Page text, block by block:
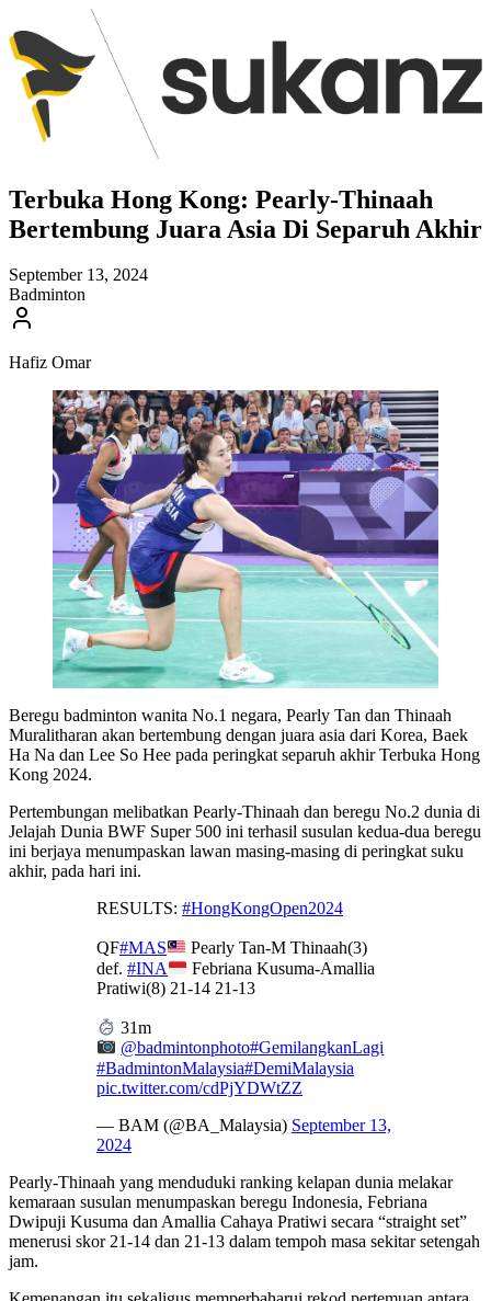
Terbuka Hong Kong: Pearly-Thinaah
Bertembung Juara Asia Di Separuh Akhir
September 13, 2024
Badminton
Hafiz Omar
Beregu badminton wanita No.1 negara, Pearly Tan dan Thinaah
Muralitharan akan bertembung dengan juara asia dari Korea, Baek
Ha Na dan Lee So Hee pada peringkat separuh akhir Terbuka Hong
Kong 2024.
Pertembungan melibatkan Pearly-Thinaah dan beregu No.2 dunia di
Jelajah Dunia BWF Super 500 ini terhasil susulan kedua-dua beregu
ini berjaya menumpaskan lawan masing-masing di peringkat suku
akhir, pada hari ini.
RESULTS: #HongKongOpen2024
QF#MAS
Pearly Tan-M Thinaah(3)
def. #INA
Febriana Kusuma-Amallia
Pratiwi(8) 21-14 21-13
31m
@badmintonphoto#GemilangkanLagi
#BadmintonMalaysia#DemiMalaysia
pic.twitter.com/cdPjYDWtZZ
— BAM (@BA_Malaysia) September 13,
2024
Pearly-Thinaah yang menduduki ranking kelapan dunia melakar
kemaraan susulan menumpaskan beregu Indonesia, Febriana
Dwipuji Kusuma dan Amallia Cahaya Pratiwi secara “straight set”
menerusi skor 21-14 dan 21-13 dalam tempoh masa sekitar setengah
jam.